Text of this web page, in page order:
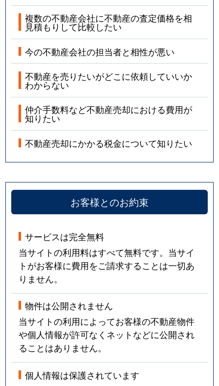
複数の不動産会社に不動産の査定価格を相
見積もりして比較したい
今の不動産会社の担当者と相性が悪い
不動産を売りたいがどこに依頼していいか
わからない
仲介手数料など不動産売却における費用が
知りたい
不動産売却にかかる税金について知りたい
お客様とのお約束
サービスは完全無料
当サイトの利用料はすべて無料です。当サイ
トがお客様に費用をご請求することは一切あ
りません。
物件は公開されません
当サイトの利用によってお客様の不動産物件
や個人情報が許可なくネットなどに公開され
ることはありません。
個人情報は保護されています